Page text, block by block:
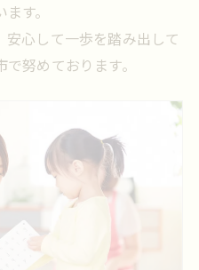
す。
心して一歩を踏み出して
努めております。